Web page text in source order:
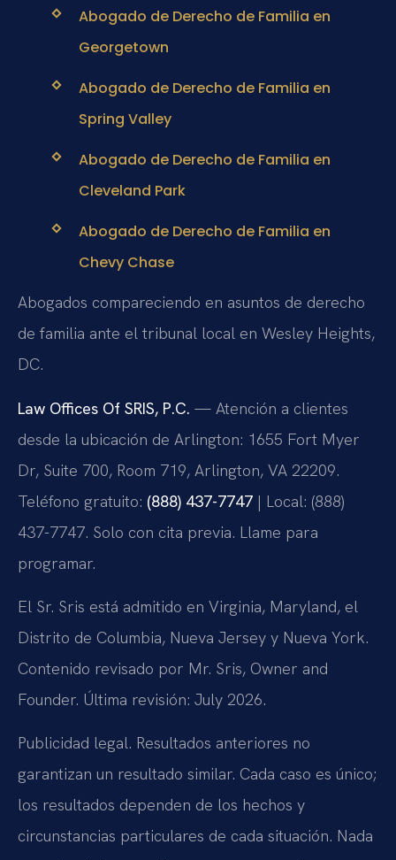
Abogado de Derecho de Familia en
Georgetown
Abogado de Derecho de Familia en
Spring Valley
Abogado de Derecho de Familia en
Cleveland Park
Abogado de Derecho de Familia en
Chevy Chase
Abogados compareciendo en asuntos de derecho
de familia ante el tribunal local en Wesley Heights,
DC.
Law Offices Of SRIS, P.C. — Atención a clientes
desde la ubicación de Arlington: 1655 Fort Myer
Dr, Suite 700, Room 719, Arlington, VA 22209.
Teléfono gratuito: (888) 437-7747 | Local: (888)
437-7747. Solo con cita previa. Llame para
programar.
El Sr. Sris está admitido en Virginia, Maryland, el
Distrito de Columbia, Nueva Jersey y Nueva York.
Contenido revisado por Mr. Sris, Owner and
Founder. Última revisión: July 2026.
Publicidad legal. Resultados anteriores no
garantizan un resultado similar. Cada caso es único;
los resultados dependen de los hechos y
circunstancias particulares de cada situación. Nada